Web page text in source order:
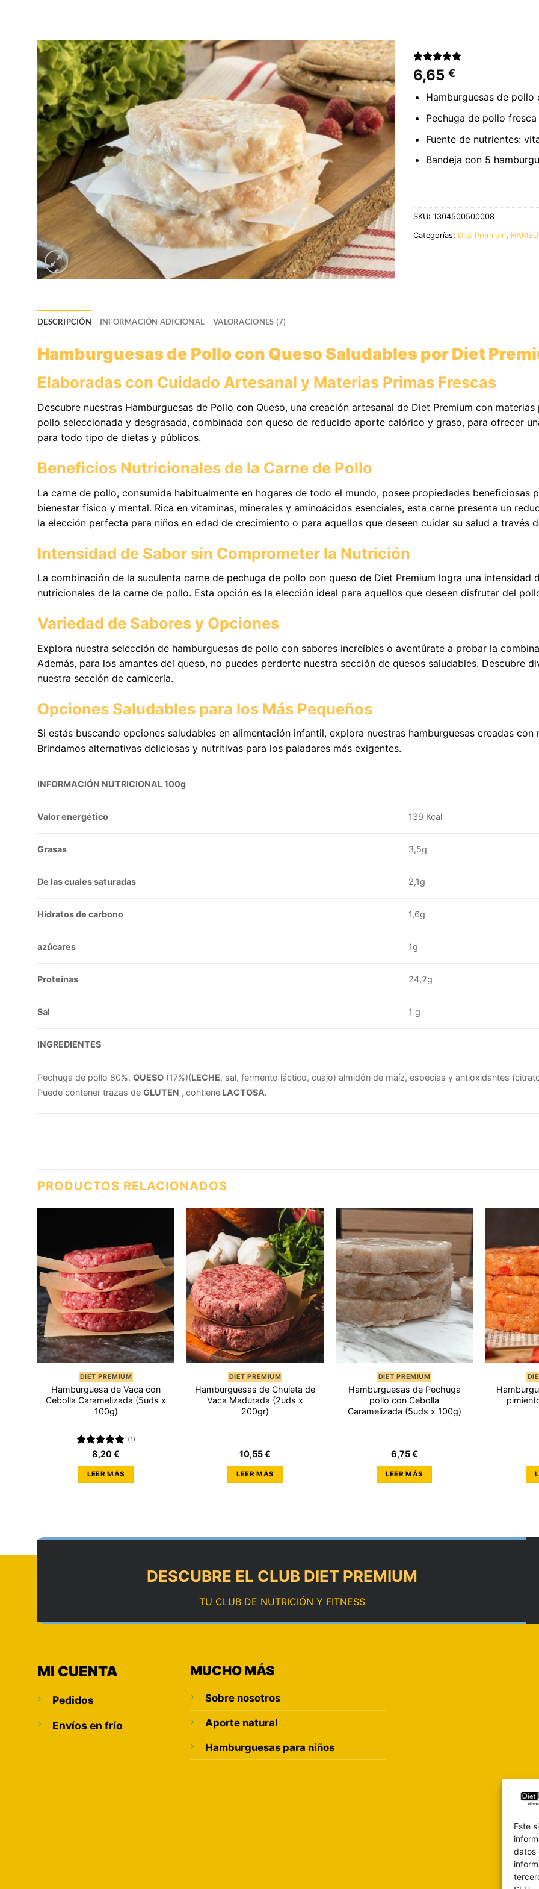
Este
datos
Valorado
con5.00
base a
7
de clientes
6,65 €
Hamburguesas de pollo
Pechuga de pollo
Fuente de nutrientes:
Bandeja con 5
SKU: 1304500500008
Categorías: Diet Premium,
DESCRIPCIÓN INFORMACIÓN ADICIONAL VALORACIONES (7)
Hamburguesas de Pollo con Queso Saludables por Diet
Elaboradas con Cuidado Artesanal y Materias Primas Frescas
Descubre nuestras Hamburguesas de Pollo con Queso, una creación artesanal de Diet Premium con
pollo seleccionada y desgrasada, combinada con queso de reducido aporte calórico y graso, para ofrecer
para todo tipo de dietas y públicos.
Beneficios Nutricionales de la Carne de Pollo
La carne de pollo, consumida habitualmente en hogares de todo el mundo, posee propiedades beneficiosas
bienestar físico y mental. Rica en vitaminas, minerales y aminoácidos esenciales, esta carne presenta un
la elección perfecta para niños en edad de crecimiento o para aquellos que deseen cuidar su salud a través
Intensidad de Sabor sin Comprometer la Nutrición
La combinación de la suculenta carne de pechuga de pollo con queso de Diet Premium logra una
nutricionales de la carne de pollo. Esta opción es la elección ideal para aquellos que deseen disfrutar del
Variedad de Sabores y Opciones
Explora nuestra selección de hamburguesas de pollo con sabores increíbles o aventúrate a probar la
Además, para los amantes del queso, no puedes perderte nuestra sección de quesos saludables. Descubre
nuestra sección de carnicería.
Opciones Saludables para los Más Pequeños
Si estás buscando opciones saludables en alimentación infantil, explora nuestras hamburguesas creadas
Brindamos alternativas deliciosas y nutritivas para los paladares más exigentes.
INFORMACIÓN NUTRICIONAL 100g
Valor energético 139 Kcal
Grasas 3,5g
De las cuales saturadas 2,1g
Hidratos de carbono 1,6g
azúcares 1g
Proteínas 24,2g
Sal 1 g
INGREDIENTES
Pechuga de pollo 80%, QUESO (17%)(LECHE, sal, fermento láctico, cuajo) almidón de maíz, especias y antioxidantes
Puede contener trazas de GLUTEN , contiene LACTOSA.
PRODUCTOS RELACIONADOS
DIET PREMIUM
Hamburguesa de Vaca con
Cebolla Caramelizada (5uds x
100g)
Valorado
con5.00
de 5
(1)
8,20€
LEER MÁS
DIET PREMIUM
Hamburguesas de Chuleta de
Vaca Madurada (2uds x
200gr)
10,55€
LEER MÁS
DIET PREMIUM
Hamburguesas de Pechuga
pollo con Cebolla
Caramelizada (5uds x 100g)
6,75€
LEER MÁS
DESCUBRE EL CLUB DIET PREMIUM
TU CLUB DE NUTRICIÓN Y FITNESS
MI CUENTA
Pedidos
Envíos en frío
MUCHO MÁS
Sobre nosotros
Aporte natural
Hamburguesas para niños